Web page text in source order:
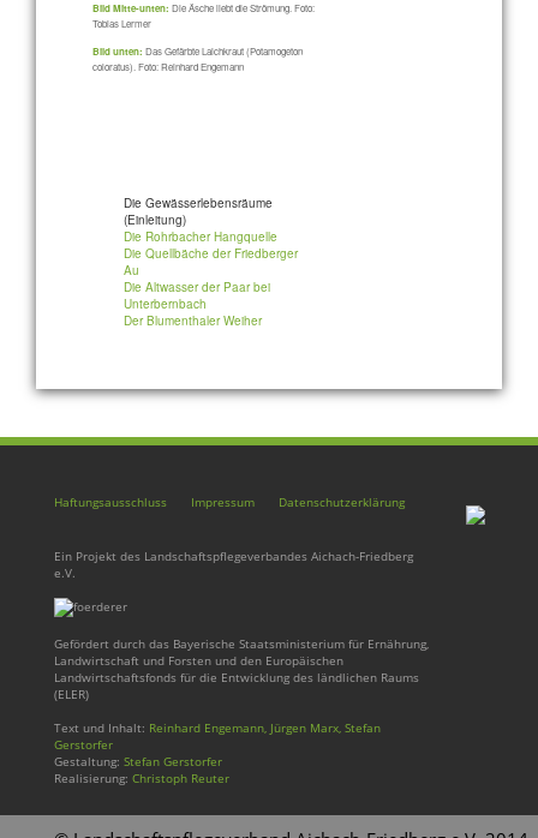
Bild Mitte-unten: Die Äsche liebt die Strömung. Foto:
Tobias Lermer
Bild unten: Das Gefärbte Laichkraut (Potamogeton
coloratus). Foto: Reinhard Engemann
Die Gewässerlebensräume
(Einleitung)
Die Rohrbacher Hangquelle
Die Quellbäche der Friedberger
Au
Die Altwasser der Paar bei
Unterbernbach
Der Blumenthaler Weiher
Haftungsausschluss Impressum Datenschutzerklärung
Ein Projekt des Landschaftspflegeverbandes Aichach-Friedberg
e.V.
Gefördert durch das Bayerische Staatsministerium für Ernährung,
Landwirtschaft und Forsten und den Europäischen
Landwirtschaftsfonds für die Entwicklung des ländlichen Raums
(ELER)
Text und Inhalt: Reinhard Engemann, Jürgen Marx, Stefan
Gerstorfer
Gestaltung: Stefan Gerstorfer
Realisierung: Christoph Reuter